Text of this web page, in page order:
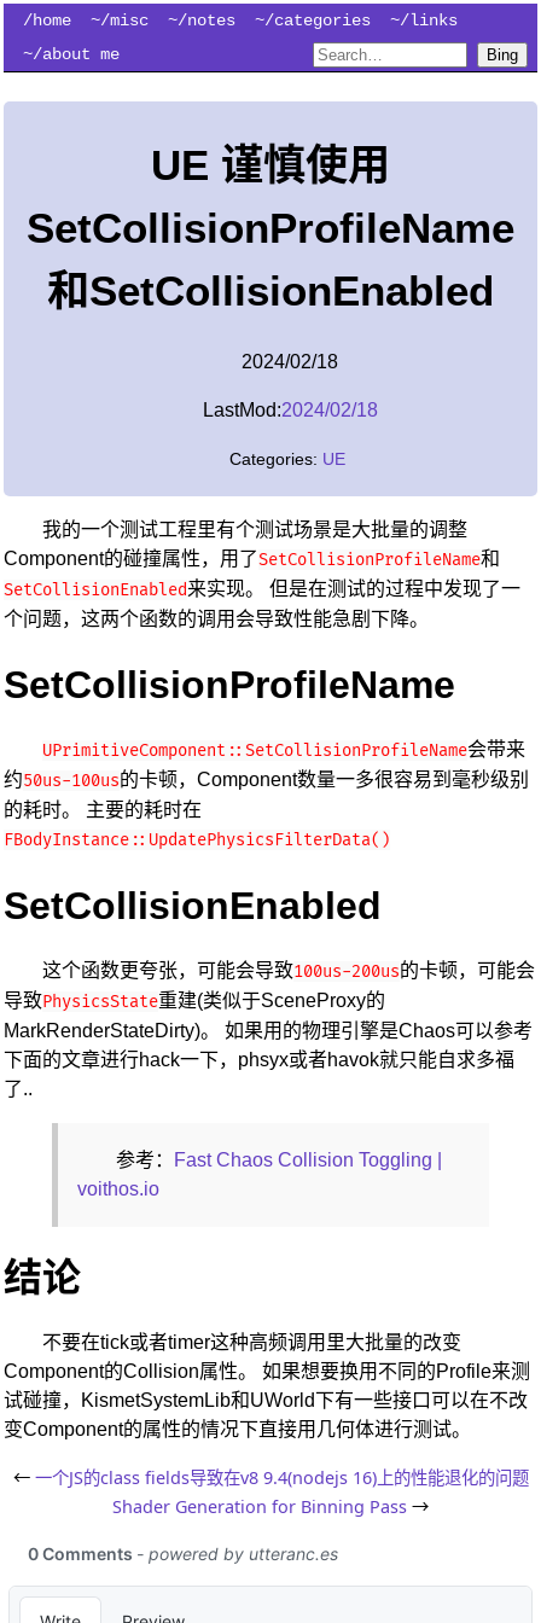
/home ~/misc ~/notes ~/categories
~/links
~/about me
Bing
UE 谨慎使用
SetCollisionProfileName
和SetCollisionEnabled
2024/02/18
LastMod:2024/02/18
Categories: UE
我的一个测试工程里有个测试场景是大批量的调整
Component的碰撞属性，用了SetCollisionProfileName和
SetCollisionEnabled来实现。 但是在测试的过程中发现了一
个问题，这两个函数的调用会导致性能急剧下降。
SetCollisionProfileName
UPrimitiveComponent::SetCollisionProfileName会带来
约50us-100us的卡顿，Component数量一多很容易到毫秒级别
的耗时。 主要的耗时在
FBodyInstance::UpdatePhysicsFilterData()
SetCollisionEnabled
这个函数更夸张，可能会导致100us-200us的卡顿，可能会
导致PhysicsState重建(类似于SceneProxy的
MarkRenderStateDirty)。 如果用的物理引擎是Chaos可以参考
下面的文章进行hack一下，phsyx或者havok就只能自求多福
了..
参考：
Fast Chaos Collision Toggling |
voithos.io
结论
不要在tick或者timer这种高频调用里大批量的改变
Component的Collision属性。 如果想要换用不同的Profile来测
试碰撞，KismetSystemLib和UWorld下有一些接口可以在不改
变Component的属性的情况下直接用几何体进行测试。
← 一个JS的class fields导致在v8 9.4(nodejs 16)上的性能退化的问题
Shader Generation for Binning Pass →